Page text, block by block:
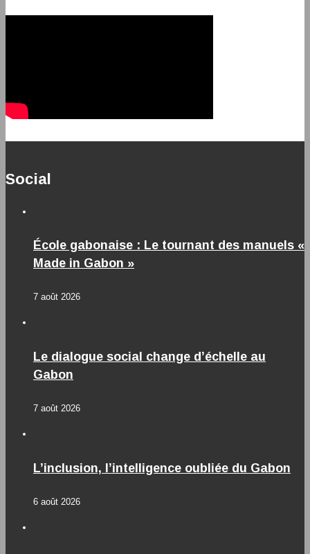
Social
École gabonaise : Le tournant des manuels «
Made in Gabon »
7 août 2026
Le dialogue social change d’échelle au
Gabon
7 août 2026
L’inclusion, l’intelligence oubliée du Gabon
6 août 2026